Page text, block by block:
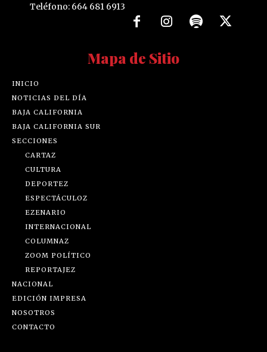
Teléfono: 664 681 6913
Mapa de Sitio
INICIO
NOTICIAS DEL DÍA
BAJA CALIFORNIA
BAJA CALIFORNIA SUR
SECCIONES
CARTAZ
CULTURA
DEPORTEZ
ESPECTÁCULOZ
EZENARIO
INTERNACIONAL
COLUMNAZ
ZOOM POLÍTICO
REPORTAJEZ
NACIONAL
EDICIÓN IMPRESA
NOSOTROS
CONTACTO